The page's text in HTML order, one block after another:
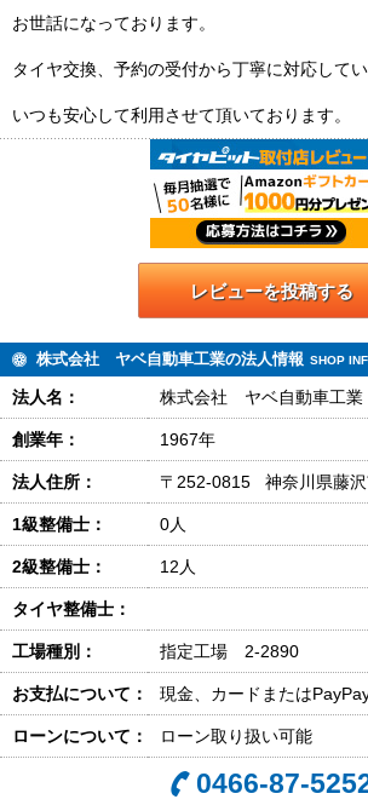
お世話になっております。
タイヤ交換、予約の受付から丁寧に対応してい
いつも安心して利用させて頂いております。
レビューを投稿する
株式会社 ヤベ自動車工業の法人情報 SHOP
法人名： 株式会社 ヤベ自動車工業
創業年： 1967年
法人住所： 〒252-0815 神奈川県藤
1級整備士： 0人
2級整備士： 12人
タイヤ整備士：
工場種別： 指定工場 2-2890
お支払について： 現金、カードまたは
ローンについて： ローン取り扱い可能
0466-87-